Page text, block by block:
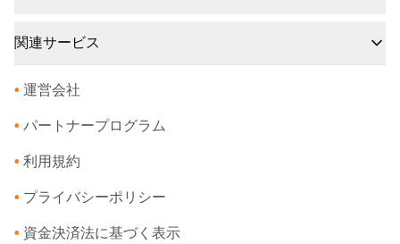
関連サービス
• 運営会社
• パートナープログラム
• 利用規約
• プライバシーポリシー
• 資金決済法に基づく表示